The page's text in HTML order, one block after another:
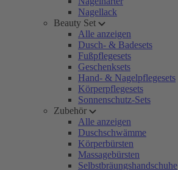
Nagellack
Beauty Set
Alle anzeigen
Dusch- & Badesets
Fußpflegesets
Geschenksets
Hand- & Nagelpflegesets
Körperpflegesets
Sonnenschutz-Sets
Zubehör
Alle anzeigen
Duschschwämme
Körperbürsten
Massagebürsten
Selbstbräungshandschuhe